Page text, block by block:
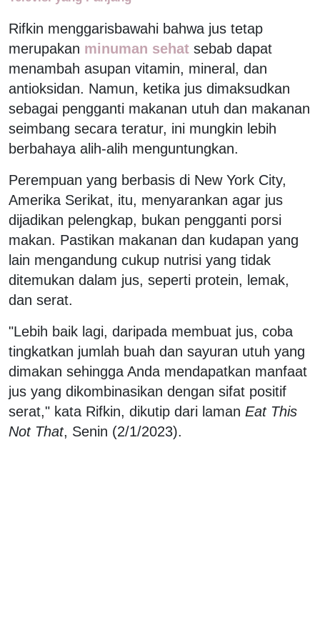
Rifkin menggarisbawahi bahwa jus tetap
merupakan minuman sehat sebab dapat
menambah asupan vitamin, mineral, dan
antioksidan. Namun, ketika jus dimaksudkan
sebagai pengganti makanan utuh dan makanan
seimbang secara teratur, ini mungkin lebih
berbahaya alih-alih menguntungkan.
Perempuan yang berbasis di New York City,
Amerika Serikat, itu, menyarankan agar jus
dijadikan pelengkap, bukan pengganti porsi
makan. Pastikan makanan dan kudapan yang
lain mengandung cukup nutrisi yang tidak
ditemukan dalam jus, seperti protein, lemak,
dan serat.
"Lebih baik lagi, daripada membuat jus, coba
tingkatkan jumlah buah dan sayuran utuh yang
dimakan sehingga Anda mendapatkan manfaat
jus yang dikombinasikan dengan sifat positif
serat," kata Rifkin, dikutip dari laman Eat This
Not That, Senin (2/1/2023).